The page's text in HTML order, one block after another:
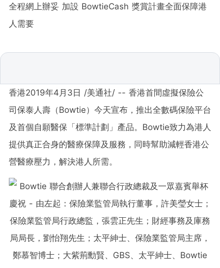
全程網上辦妥 加設 BowtieCash 獎賞計畫全面保障港
人需要
香港2019年4月3日 /美通社/ -- 香港首間虛擬保險公
司保泰人壽（Bowtie）今天宣布，推出全數碼保險平台
及首個自願醫保「標準計劃」產品。Bowtie致力為港人
提供真正合身的醫療保障及服務，同時幫助減輕香港公
營醫療壓力，解決港人所需。